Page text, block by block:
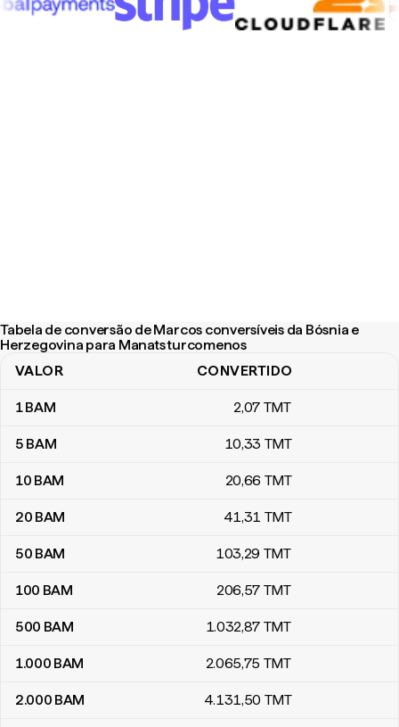
Tabela de conversão de Marcos conversíveis da Bósnia e
Herzegovina para Manats turcomenos
Tabela de conversão de Marcos conversíveis da Bósnia e
VALOR CONVERTIDO
1BAM 2,07 TMT
5 BAM 10,33 TMT
10 BAM 20,66 TMT
20 BAM 41,31 TMT
50 BAM 103,29 TMT
100 BAM 206,57 TMT
500 BAM 1.032,87 TMT
1.000 BAM 2.065,75 TMT
2.000 BAM 4.131,50 TMT